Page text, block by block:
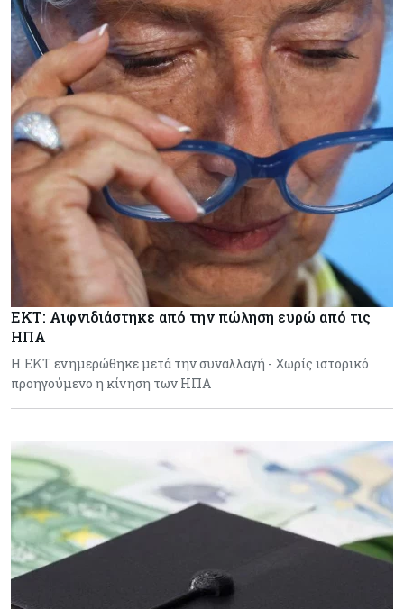
ΕΚΤ: Αιφνιδιάστηκε από την πώληση ευρώ από τις
ΗΠΑ
Η ΕΚΤ ενημερώθηκε μετά την συναλλαγή - Χωρίς ιστορικό
προηγούμενο η κίνηση των ΗΠΑ